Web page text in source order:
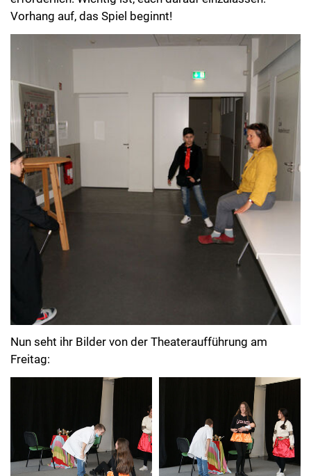
Vorhang auf, das Spiel beginnt!
Nun seht ihr Bilder von der Theateraufführung am
Freitag: